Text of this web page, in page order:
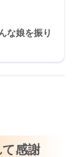
な娘を振り
感謝